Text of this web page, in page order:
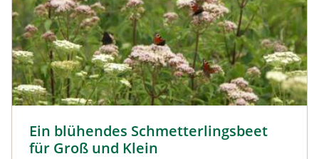
Ein blühendes Schmetterlingsbeet
für Groß und Klein